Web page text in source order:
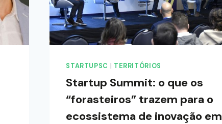
STARTUPSC TERRITÓRIOS
Startup Summit: o que os
“forasteiros” trazem para o
ecossistema de inovação em